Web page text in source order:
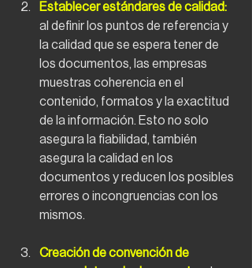
Establecer estándares de calidad:
al definir los puntos de referencia y
la calidad que se espera tener de
los documentos, las empresas
muestras coherencia en el
contenido, formatos y la exactitud
de la información. Esto no solo
asegura la fiabilidad, también
asegura la calidad en los
documentos y reducen los posibles
errores o incongruencias con los
mismos.
Creación de convención de